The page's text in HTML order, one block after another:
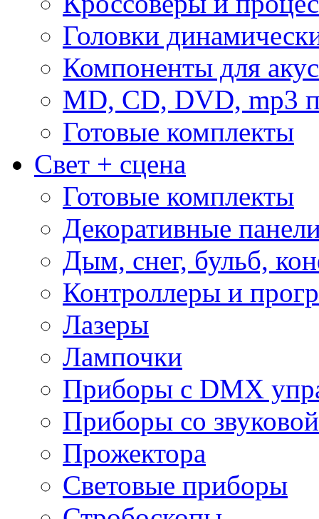
Головки
Компоненты для
MD, CD, DVD, mp3
Готовые комплекты
Свет + сцена
Готовые комплекты
Декоративные
Дым, снег, бульб,
Контроллеры и
Лазеры
Лампочки
Приборы с DMX
Приборы со
Прожектора
Световые приборы